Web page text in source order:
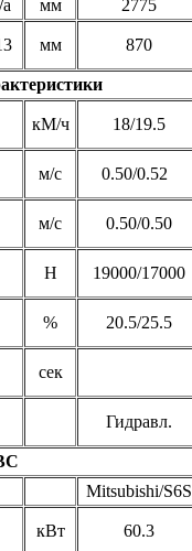
мм
2775
мм 870
кМ/ч 18/19.5
м/с 0.50/0.52
м/с 0.50/0.50
H 19000/17000
% 20.5/25.5
сек
Гидравл.
Mitsubishi/S6S
кВт 60.3